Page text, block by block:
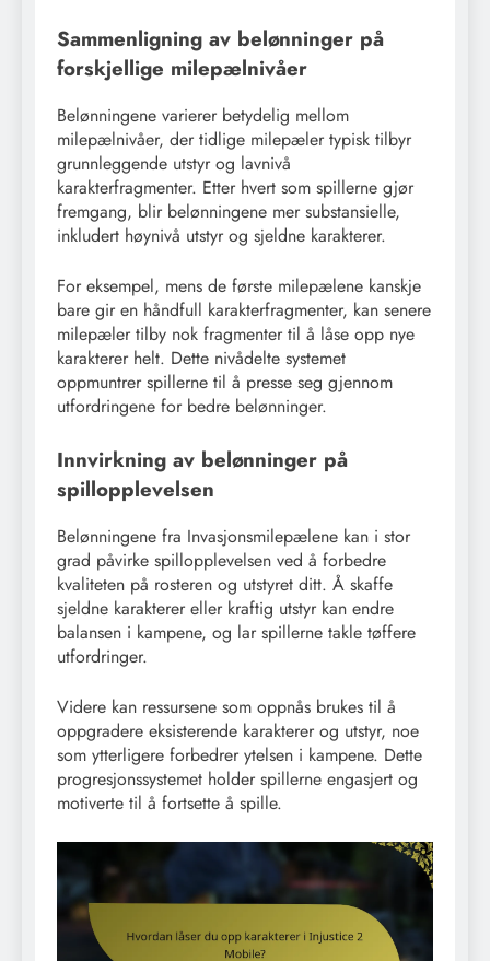
Sammenligning av belønninger på
forskjellige milepælnivåer
Belønningene varierer betydelig mellom
milepælnivåer, der tidlige milepæler typisk tilbyr
grunnleggende utstyr og lavnivå
karakterfragmenter. Etter hvert som spillerne gjør
fremgang, blir belønningene mer substansielle,
inkludert høynivå utstyr og sjeldne karakterer.
For eksempel, mens de første milepælene kanskje
bare gir en håndfull karakterfragmenter, kan senere
milepæler tilby nok fragmenter til å låse opp nye
karakterer helt. Dette nivådelte systemet
oppmuntrer spillerne til å presse seg gjennom
utfordringene for bedre belønninger.
Innvirkning av belønninger på
spillopplevelsen
Belønningene fra Invasjonsmilepælene kan i stor
grad påvirke spillopplevelsen ved å forbedre
kvaliteten på rosteren og utstyret ditt. Å skaffe
sjeldne karakterer eller kraftig utstyr kan endre
balansen i kampene, og lar spillerne takle tøffere
utfordringer.
Videre kan ressursene som oppnås brukes til å
oppgradere eksisterende karakterer og utstyr, noe
som ytterligere forbedrer ytelsen i kampene. Dette
progresjonssystemet holder spillerne engasjert og
motiverte til å fortsette å spille.